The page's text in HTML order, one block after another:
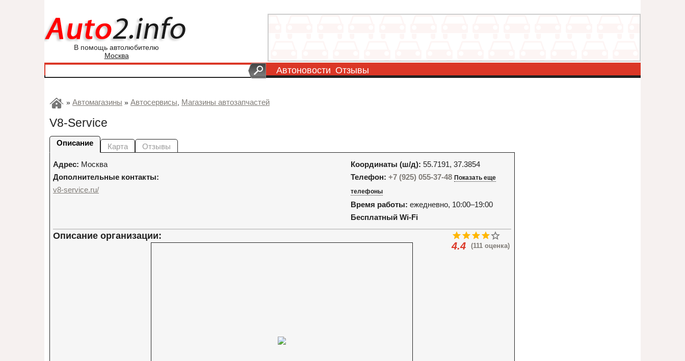
В помощь автолюбителю
Москва
Автоновости Отзывы
» Автомагазины » Автосервисы, Магазины автозапчастей
V8-Service
Описание Карта Отзывы
Адрес: Москва
Дополнительные контакты:
v8-service.ru/
Координаты (ш/д): 55.7191, 37.3854
Телефон: +7 (925) 055-37-48 Показать еще
телефоны
Время работы: ежедневно, 10:00–19:00
Бесплатный Wi-Fi
(111 оценка)
4.4
Описание организации: